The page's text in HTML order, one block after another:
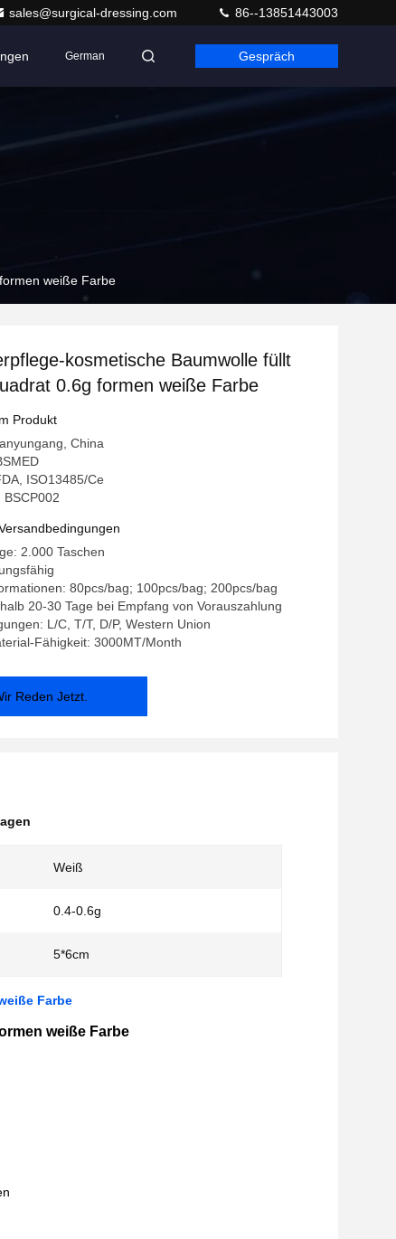
sales@surgical-dressing.com 86--13851443003
German Gespräch
weiße Farbe
kosmetische Baumwolle füllt
0.6g formen weiße Farbe
Produkt
China
ISO13485/Ce
2.000 Taschen
80pcs/bag; 100pcs/bag; 200pcs/bag
20-30 Tage bei Empfang von Vorauszahlung
L/C, T/T, D/P, Western Union
Fähigkeit: 3000MT/Month
Reden Jetzt.
Weiß
0.4-0.6g
5*6cm
Farbe
weiße Farbe